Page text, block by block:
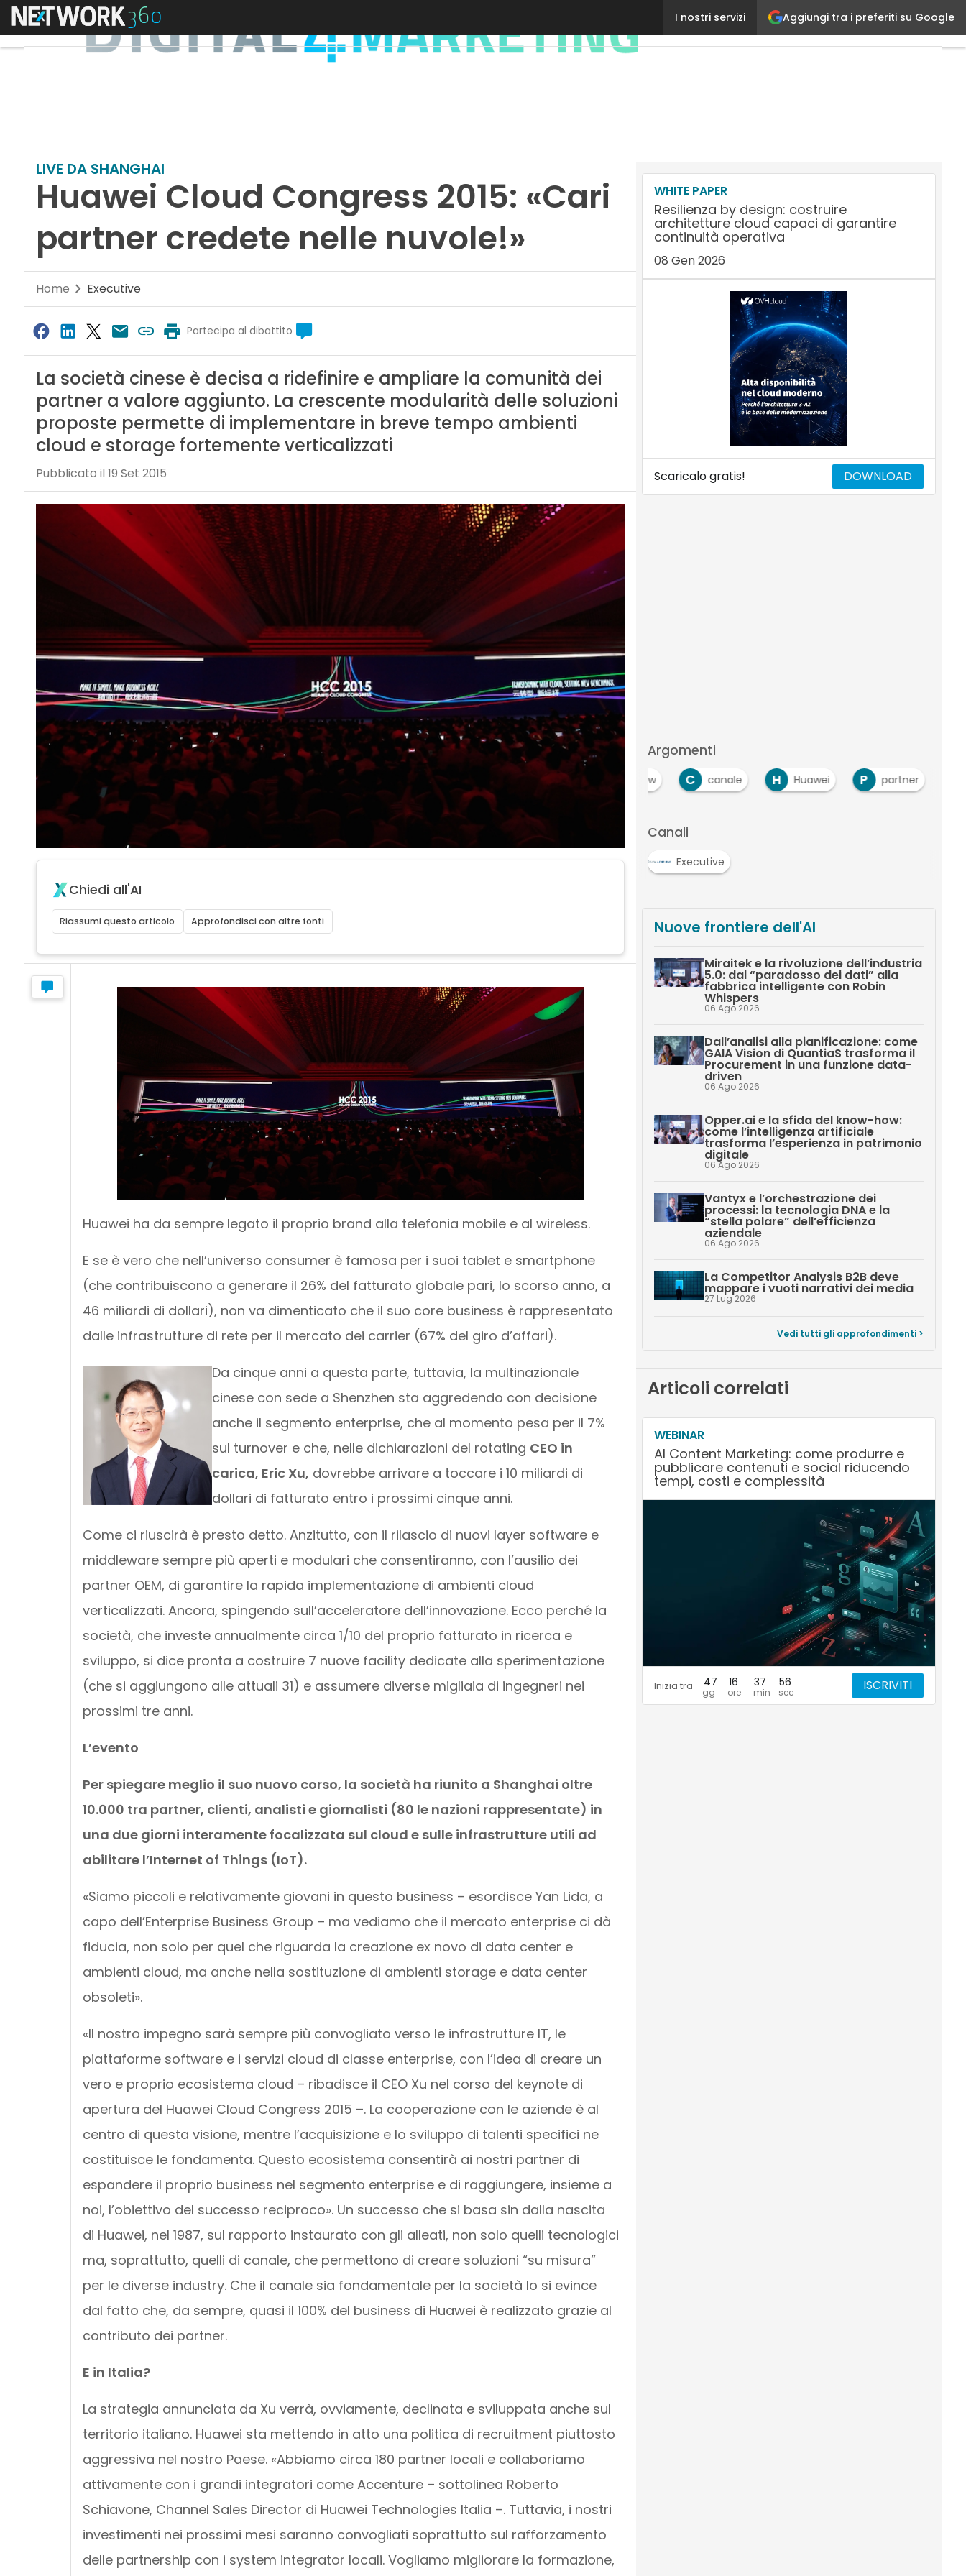
Aggiungi tra i preferiti su Google
I nostri servizi
Menu Huawei Cloud Congress 2015: «Cari partner
LIVE DA SHANGHAI
Huawei Cloud Congress 2015: «Cari
partner credete nelle nuvole!»
Home Executive
Partecipa al dibattito
La società cinese è decisa a ridefinire e ampliare la comunità dei
partner a valore aggiunto. La crescente modularità delle soluzioni
proposte permette di implementare in breve tempo ambienti
cloud e storage fortemente verticalizzati
Pubblicato il 19 Set 2015
Chiedi all'AI
Riassumi questo articolo Approfondisci con altre fonti
Huawei ha da sempre legato il proprio brand alla telefonia mobile e al wireless.
E se è vero che nell’universo consumer è famosa per i suoi tablet e smartphone
(che contribuiscono a generare il 26% del fatturato globale pari, lo scorso anno, a
46 miliardi di dollari), non va dimenticato che il suo core business è rappresentato
dalle infrastrutture di rete per il mercato dei carrier (67% del giro d’affari).
Da cinque anni a questa parte, tuttavia, la multinazionale
cinese con sede a Shenzhen sta aggredendo con decisione
anche il segmento enterprise, che al momento pesa per il 7%
sul turnover e che, nelle dichiarazioni del rotating CEO in
carica, Eric Xu, dovrebbe arrivare a toccare i 10 miliardi di
dollari di fatturato entro i prossimi cinque anni.
Come ci riuscirà è presto detto. Anzitutto, con il rilascio di nuovi layer software e
middleware sempre più aperti e modulari che consentiranno, con l’ausilio dei
partner OEM, di garantire la rapida implementazione di ambienti cloud
verticalizzati. Ancora, spingendo sull’acceleratore dell’innovazione. Ecco perché la
società, che investe annualmente circa 1/10 del proprio fatturato in ricerca e
sviluppo, si dice pronta a costruire 7 nuove facility dedicate alla sperimentazione
(che si aggiungono alle attuali 31) e assumere diverse migliaia di ingegneri nei
prossimi tre anni.
L’evento
Per spiegare meglio il suo nuovo corso, la società ha riunito a Shanghai oltre
10.000 tra partner, clienti, analisti e giornalisti (80 le nazioni rappresentate) in
una due giorni interamente focalizzata sul cloud e sulle infrastrutture utili ad
abilitare l’Internet of Things (IoT).
«Siamo piccoli e relativamente giovani in questo business – esordisce Yan Lida, a
capo dell’Enterprise Business Group – ma vediamo che il mercato enterprise ci dà
fiducia, non solo per quel che riguarda la creazione ex novo di data center e
ambienti cloud, ma anche nella sostituzione di ambienti storage e data center
obsoleti».
«Il nostro impegno sarà sempre più convogliato verso le infrastrutture IT, le
piattaforme software e i servizi cloud di classe enterprise, con l’idea di creare un
vero e proprio ecosistema cloud – ribadisce il CEO Xu nel corso del keynote di
apertura del Huawei Cloud Congress 2015 –. La cooperazione con le aziende è al
centro di questa visione, mentre l’acquisizione e lo sviluppo di talenti specifici ne
costituisce le fondamenta. Questo ecosistema consentirà ai nostri partner di
espandere il proprio business nel segmento enterprise e di raggiungere, insieme a
noi, l’obiettivo del successo reciproco». Un successo che si basa sin dalla nascita
di Huawei, nel 1987, sul rapporto instaurato con gli alleati, non solo quelli tecnologici
ma, soprattutto, quelli di canale, che permettono di creare soluzioni “su misura”
per le diverse industry. Che il canale sia fondamentale per la società lo si evince
dal fatto che, da sempre, quasi il 100% del business di Huawei è realizzato grazie al
contributo dei partner.
E in Italia?
La strategia annunciata da Xu verrà, ovviamente, declinata e sviluppata anche sul
territorio italiano. Huawei sta mettendo in atto una politica di recruitment piuttosto
aggressiva nel nostro Paese. «Abbiamo circa 180 partner locali e collaboriamo
attivamente con i grandi integratori come Accenture – sottolinea Roberto
Schiavone, Channel Sales Director di Huawei Technologies Italia –. Tuttavia, i nostri
investimenti nei prossimi mesi saranno convogliati soprattutto sul rafforzamento
delle partnership con i system integrator locali. Vogliamo migliorare la formazione,
WHITE PAPER
Resilienza by design: costruire
architetture cloud capaci di garantire
continuità operativa
08 Gen 2026
Scaricalo gratis! DOWNLOAD
Argomenti
Arrow C canale H Huawei P partner
Canali
Executive
Nuove frontiere dell'AI
Miraitek e la rivoluzione dell’industria
5.0: dal “paradosso dei dati” alla
fabbrica intelligente con Robin
Whispers
06 Ago 2026
Dall’analisi alla pianificazione: come
GAIA Vision di QuantiaS trasforma il
Procurement in una funzione data-
driven
06 Ago 2026
Opper.ai e la sfida del know-how:
come l’intelligenza artificiale
trasforma l’esperienza in patrimonio
digitale
06 Ago 2026
Vantyx e l’orchestrazione dei
processi: la tecnologia DNA e la
“stella polare” dell’efficienza
aziendale
06 Ago 2026
La Competitor Analysis B2B deve
mappare i vuoti narrativi dei media
27 Lug 2026
Vedi tutti gli approfondimenti >
Articoli correlati
WEBINAR
AI Content Marketing: come produrre e
pubblicare contenuti e social riducendo
tempi, costi e complessità
Inizia tra 47 16 37 55 ISCRIVITI